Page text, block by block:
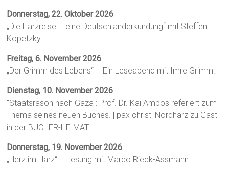
Donnerstag, 22. Oktober 2026
„Die Harzreise – eine Deutschlanderkundung“ mit Steffen
Kopetzky
Freitag, 6. November 2026
„Der Grimm des Lebens“ – Ein Leseabend mit Imre Grimm.
Dienstag, 10. November 2026
"Staatsräson nach Gaza": Prof. Dr. Kai Ambos referiert zum
Thema seines neuen Buches. | pax christi Nordharz zu Gast
in der BÜCHER-HEIMAT.
Donnerstag, 19. November 2026
„Herz im Harz“ – Lesung mit Marco Rieck-Assmann